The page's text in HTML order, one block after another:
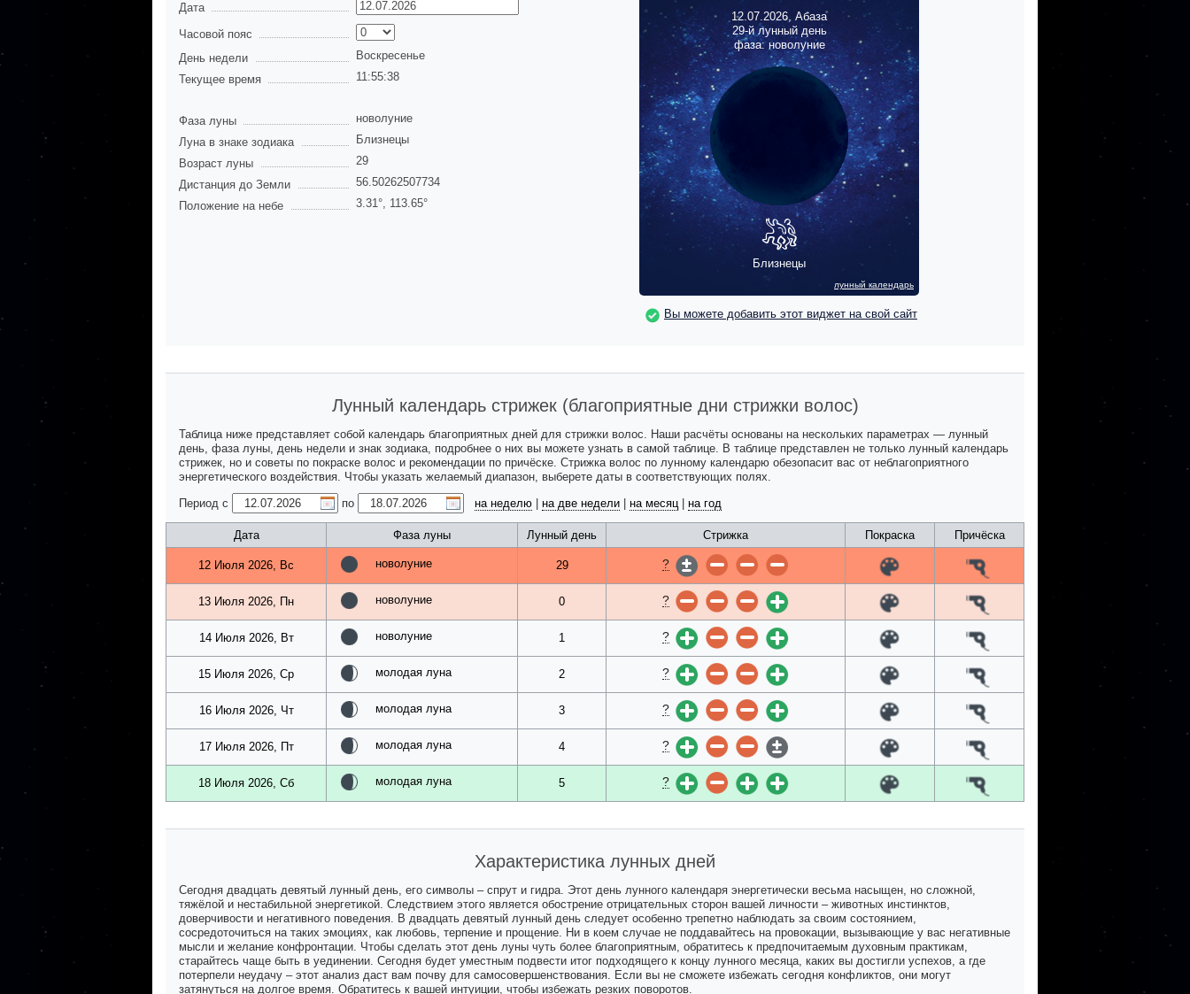
Дата
Часовой пояс
День недели
Воскресенье
Текущее время
11:55:39
Фаза луны
новолуние
Луна в знаке зодиака
Близнецы
Возраст луны
29
Дистанция до Земли
56.50262507734
Положение на небе
3.31°, 113.65°
12.07.2026, Абаза
29-й лунный день
фаза: новолуние
Близнецы
лунный календарь
Вы можете добавить этот виджет на свой сайт
Лунный календарь стрижек (благоприятные дни стрижки волос)
Таблица ниже представляет собой календарь благоприятных дней для стрижки волос. Наши расчёты основаны на нескольких параметрах — лунный
день, фаза луны, день недели и знак зодиака, подробнее о них вы можете узнать в самой таблице. В таблице представлен не только лунный календарь
стрижек, но и советы по покраске волос и рекомендации по причёске. Стрижка волос по лунному календарю обезопасит вас от неблагоприятного
энергетического воздействия. Чтобы указать желаемый диапазон, выберете даты в соответствующих полях.
Период с
по на неделю на две недели на месяц| на год
Дата Фаза луны Лунный день Стрижка Покраска Причёска
12 Июля 2026, Вс новолуние 29 ?
13 Июля 2026, Пн новолуние 0 ?
14 Июля 2026, Вт новолуние 1 ?
15 Июля 2026, Ср молодая луна 2 ?
16 Июля 2026, Чт молодая луна 3 ?
17 Июля 2026, Пт молодая луна 4 ?
18 Июля 2026, Сб молодая луна 5 ?
Характеристика лунных дней
Сегодня двадцать девятый лунный день, его символы – спрут и гидра. Этот день лунного календаря энергетически весьма насыщен, но сложной,
тяжёлой и нестабильной энергетикой. Следствием этого является обострение отрицательных сторон вашей личности – животных инстинктов,
доверчивости и негативного поведения. В двадцать девятый лунный день следует особенно трепетно наблюдать за своим состоянием,
сосредоточиться на таких эмоциях, как любовь, терпение и прощение. Ни в коем случае не поддавайтесь на провокации, вызывающие у вас негативные
мысли и желание конфронтации. Чтобы сделать этот день луны чуть более благоприятным, обратитесь к предпочитаемым духовным практикам,
старайтесь чаще быть в уединении. Сегодня будет уместным подвести итог подходящего к концу лунного месяца, каких вы достигли успехов, а где
потерпели неудачу – этот анализ даст вам почву для самосовершенствования. Если вы не сможете избежать сегодня конфликтов, они могут
затянуться на долгое время. Обратитесь к вашей интуиции, чтобы избежать резких поворотов.